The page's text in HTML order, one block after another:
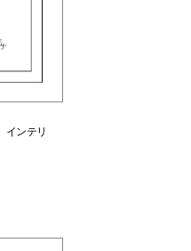
インテリ